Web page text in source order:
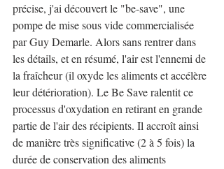
précise, j'ai découvert le "be-save", une
pompe de mise sous vide commercialisée
par Guy Demarle. Alors sans rentrer dans
les détails, et en résumé, l'air est l'ennemi de
la fraîcheur (il oxyde les aliments et accélère
leur détérioration). Le Be Save ralentit ce
processus d'oxydation en retirant en grande
partie de l'air des récipients. Il accroît ainsi
de manière très significative (2 à 5 fois) la
durée de conservation des aliments